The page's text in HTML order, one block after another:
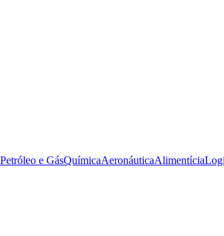
Petróleo e GásQuímicaAeronáuticaAlimentícia